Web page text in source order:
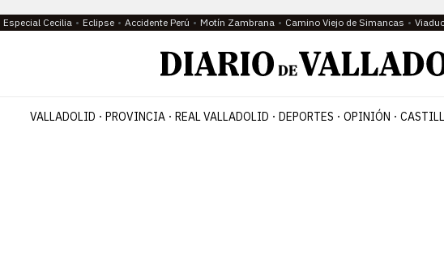
Especial Cecilia Eclipse Accidente Perú Motín Zambrana Camino Viejo de Simancas
VALLADOLID PROVINCIA REAL VALLADOLID DEPORTES OPINIÓN